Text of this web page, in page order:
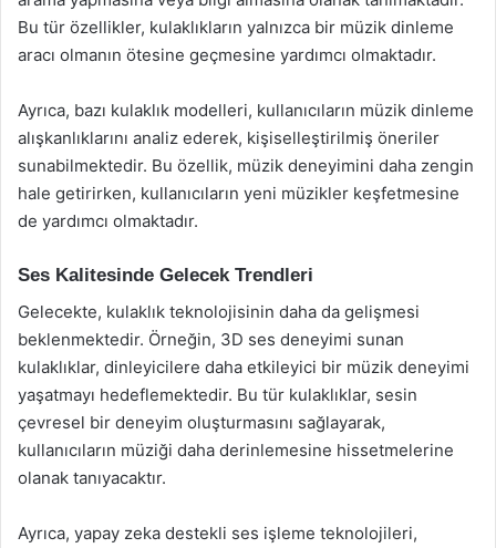
Bu tür özellikler, kulaklıkların yalnızca bir müzik dinleme
aracı olmanın ötesine geçmesine yardımcı olmaktadır.
Ayrıca, bazı kulaklık modelleri, kullanıcıların müzik dinleme
alışkanlıklarını analiz ederek, kişiselleştirilmiş öneriler
sunabilmektedir. Bu özellik, müzik deneyimini daha zengin
hale getirirken, kullanıcıların yeni müzikler keşfetmesine
de yardımcı olmaktadır.
Ses Kalitesinde Gelecek Trendleri
Gelecekte, kulaklık teknolojisinin daha da gelişmesi
beklenmektedir. Örneğin, 3D ses deneyimi sunan
kulaklıklar, dinleyicilere daha etkileyici bir müzik deneyimi
yaşatmayı hedeflemektedir. Bu tür kulaklıklar, sesin
çevresel bir deneyim oluşturmasını sağlayarak,
kullanıcıların müziği daha derinlemesine hissetmelerine
olanak tanıyacaktır.
Ayrıca, yapay zeka destekli ses işleme teknolojileri,